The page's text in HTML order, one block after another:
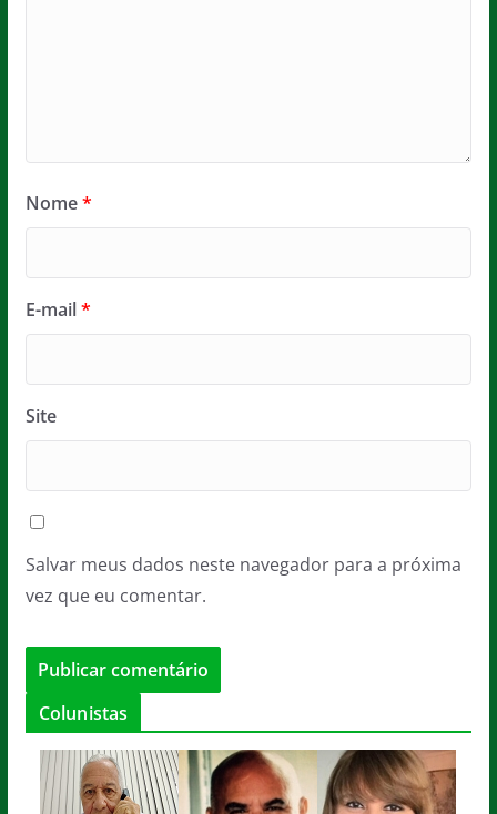
Nome*
E-mail*
Site
Salvar meus dados neste navegador para a próxima
vez que eu comentar.
Colunistas